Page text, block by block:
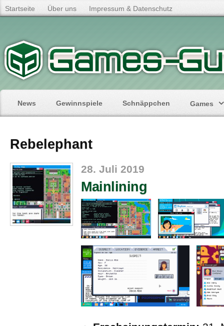
Startseite Über uns Impressum & Datenschutz
News Gewinnspiele Schnäppchen Games
Rebelephant
28. Juli 2019
Mainlining